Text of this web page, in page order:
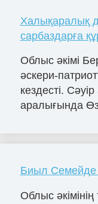
Халықаралық
сарбаздарға
Облыс әкімі
әскери-
кездесті.
аралығында
Биыл Семейде
Облыс